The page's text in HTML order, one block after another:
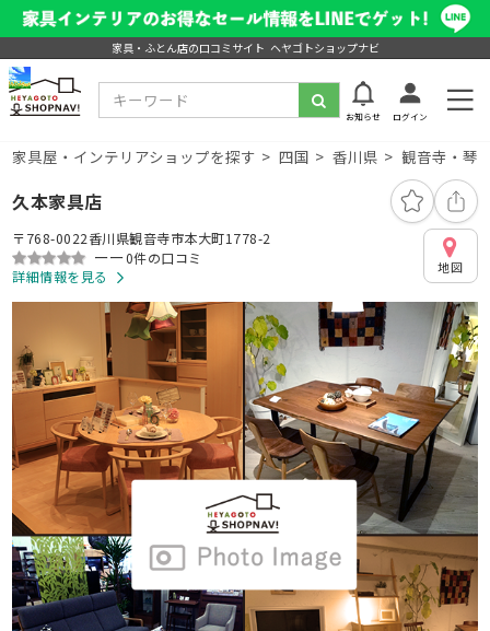
家具・ふとん店の口コミサイト ヘヤゴトショップナビ
お知らせ ログイン
家具屋・インテリアショップを探す 四国 香川県 観音寺・琴
久本家具店
〒768-0022香川県観音寺市本大町1778-2
ーー0件の口コミ
詳細情報を見る
地図